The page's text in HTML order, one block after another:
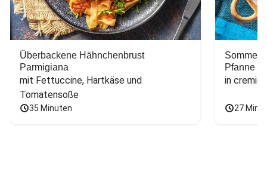
Überbackene Hähnchenbrust
Parmigiana
mit Fettuccine, Hartkäse und
Tomatensoße
35 Minuten
Pfanne
in
27